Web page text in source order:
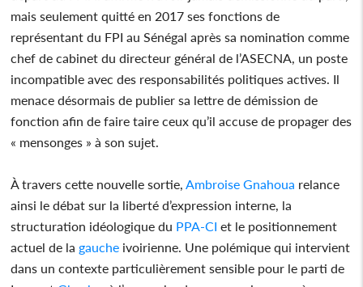
mais seulement quitté en 2017 ses fonctions de
représentant du FPI au Sénégal après sa nomination comme
chef de cabinet du directeur général de l’ASECNA, un poste
incompatible avec des responsabilités politiques actives. Il
menace désormais de publier sa lettre de démission de
fonction afin de faire taire ceux qu’il accuse de propager des
« mensonges » à son sujet.
À travers cette nouvelle sortie, Ambroise Gnahoua relance
ainsi le débat sur la liberté d’expression interne, la
structuration idéologique du PPA-CI et le positionnement
actuel de la gauche ivoirienne. Une polémique qui intervient
dans un contexte particulièrement sensible pour le parti de